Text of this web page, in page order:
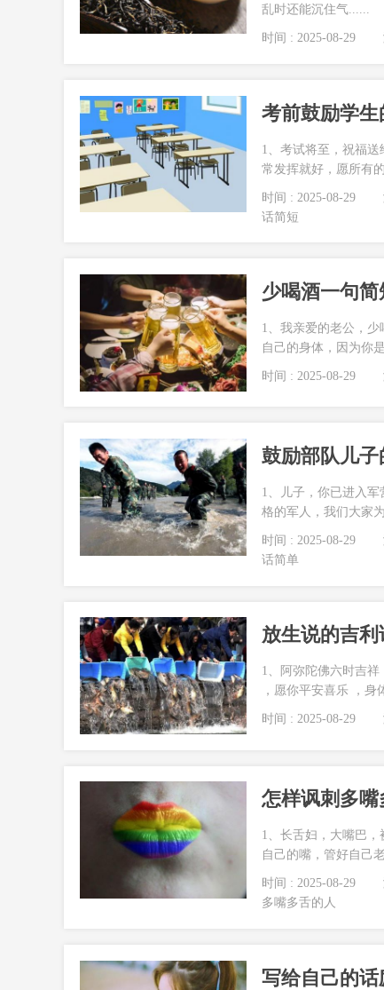
乱时还能沉住气......
时间 : 2025-08-29
考前鼓励学
1、考试将至，祝福
常发挥就好，愿所有
时间 : 2025-08-29
话简短
少喝酒一句
1、我亲爱的老公，
自己的身体，因为你
时间 : 2025-08-29
鼓励部队儿
1、儿子，你已进入
格的军人，我们大家
时间 : 2025-08-29
话简单
放生说的吉
1、阿弥陀佛六时吉
，愿你平安喜乐 ，身
时间 : 2025-08-29
怎样讽刺多
1、长舌妇，大嘴巴
自己的嘴，管好自己
时间 : 2025-08-29
多嘴多舌的人
写给自己的